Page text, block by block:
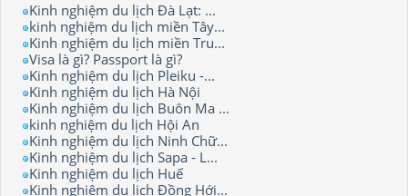
Kinh nghiệm du lịch Đà Lạt: ...
kinh nghiệm du lịch miền Tây...
Kinh nghiệm du lịch miền Tru...
Visa là gì? Passport là gì?
Kinh nghiệm du lịch Pleiku -...
Kinh nghiệm du lịch Hà Nội
Kinh nghiệm du lịch Buôn Ma ...
kinh nghiệm du lịch Hội An
Kinh nghiệm du lịch Ninh Chữ...
Kinh nghiệm du lịch Sapa - L...
Kinh nghiệm du lịch Huế
Kinh nghiệm du lịch Đồng Hới...